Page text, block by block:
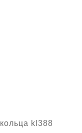
кольца kl388